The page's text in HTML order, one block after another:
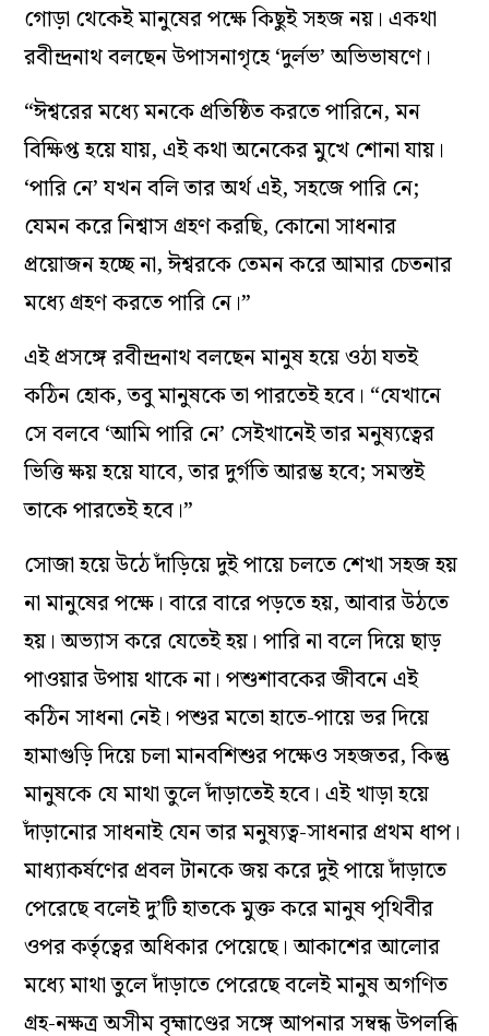
গোড়া থেকেই মানুষের পক্ষে কিছুই সহজ নয়। একথা
রবীন্দ্রনাথ বলছেন উপাসনাগৃহে ‘দুর্লভ’ অভিভাষণে।
“ঈশ্বরের মধ্যে মনকে প্রতিষ্ঠিত করতে পারিনে, মন
বিক্ষিপ্ত হয়ে যায়, এই কথা অনেকের মুখে শোনা যায়।
‘পারি নে’ যখন বলি তার অর্থ এই, সহজে পারি নে;
যেমন করে নিশ্বাস গ্রহণ করছি, কোনো সাধনার
প্রয়োজন হচ্ছে না, ঈশ্বরকে তেমন করে আমার চেতনার
মধ্যে গ্রহণ করতে পারি নে।”
এই প্রসঙ্গে রবীন্দ্রনাথ বলছেন মানুষ হয়ে ওঠা যতই
কঠিন হোক, তবু মানুষকে তা পারতেই হবে। “যেখানে
সে বলবে ‘আমি পারি নে’ সেইখানেই তার মনুষ্যত্বের
ভিত্তি ক্ষয় হয়ে যাবে, তার দুর্গতি আরম্ভ হবে; সমস্তই
তাকে পারতেই হবে।”
সোজা হয়ে উঠে দাঁড়িয়ে দুই পায়ে চলতে শেখা সহজ হয়
না মানুষের পক্ষে। বারে বারে পড়তে হয়, আবার উঠতে
হয়। অভ্যাস করে যেতেই হয়। পারি না বলে দিয়ে ছাড়
পাওয়ার উপায় থাকে না। পশুশাবকের জীবনে এই
কঠিন সাধনা নেই। পশুর মতো হাতে-পায়ে ভর দিয়ে
হামাগুড়ি দিয়ে চলা মানবশিশুর পক্ষেও সহজতর, কিন্তু
মানুষকে যে মাথা তুলে দাঁড়াতেই হবে। এই খাড়া হয়ে
দাঁড়ানোর সাধনাই যেন তার মনুষ্যত্ব-সাধনার প্রথম ধাপ।
মাধ্যাকর্ষণের প্রবল টানকে জয় করে দুই পায়ে দাঁড়াতে
পেরেছে বলেই দু’টি হাতকে মুক্ত করে মানুষ পৃথিবীর
ওপর কর্তৃত্বের অধিকার পেয়েছে। আকাশের আলোর
মধ্যে মাথা তুলে দাঁড়াতে পেরেছে বলেই মানুষ অগণিত
গ্রহ-নক্ষত্র অসীম বৃহ্মাণ্ডের সঙ্গে আপনার সম্বন্ধ উপলব্ধি